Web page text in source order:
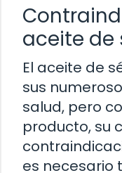
aceite de
El aceite de
sus
salud, pero
producto, su
es necesario